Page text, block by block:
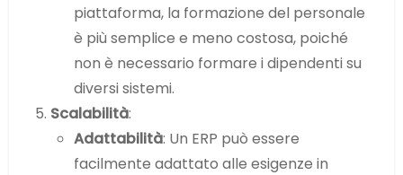
piattaforma, la formazione del personale
è più semplice e meno costosa, poiché
non è necessario formare i dipendenti su
diversi sistemi.
Scalabilità:
Adattabilità: Un ERP può essere
facilmente adattato alle esigenze in